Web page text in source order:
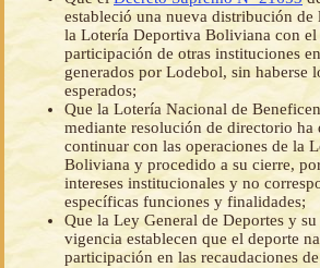
estableció una nueva distribución de
la Lotería Deportiva Boliviana con
participación de otras instituciones
generados por Lodebol, sin haberse
esperados;
Que la Lotería Nacional de
mediante resolución de directorio ha
continuar con las operaciones de la
Boliviana y procedido a su cierre,
intereses institucionales y no
específicas funciones y finalidades;
Que la Ley General de Deportes y
vigencia establecen que el deporte
participación en las recaudaciones